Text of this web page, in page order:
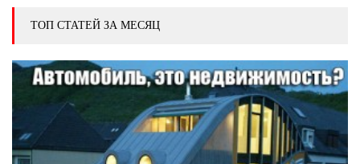
ТОП СТАТЕЙ ЗА МЕСЯЦ